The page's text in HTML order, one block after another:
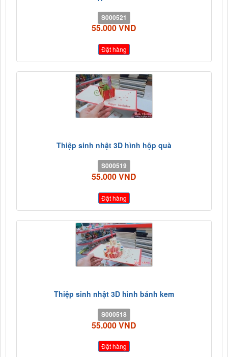
S000521
55.000 VND
Đặt hàng
Thiệp sinh nhật 3D hình hộp quà
S000519
55.000 VND
Đặt hàng
Thiệp sinh nhật 3D hình bánh kem
S000518
55.000 VND
Đặt hàng